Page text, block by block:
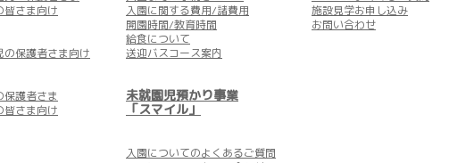
皆さま向け
の保護者さま向け
保護者さま
皆さま向け
入園に関する費用/諸費用
開園時間/教育時間
給食について
送迎バスコース案内
未就園児預かり事業
「スマイル」
入園についてのよくあるご質問
施設見学お申し込み
お問い合わせ